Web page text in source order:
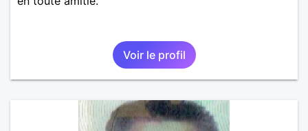
Voir le profil